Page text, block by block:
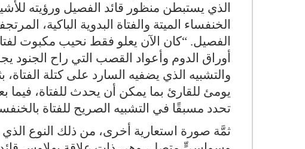
الذي يستبطن منظور قائد الفصيل ورؤيته
الخنفساء الميتة والفتاة البدوية الباكية،
الفصيل. “كان الآن يعلو فقط نحيب مكبوت
والتشبيه الذي يضفيه السارد على كتلة الفتاة،
يومئ للقارئ بما يمكن أن يحدث للفتاة، فيما
تحدد مسبقًا في التشبيه الصريح للفتاة
ثمَّة صورة استعارية أخرى، من ذلك النوع